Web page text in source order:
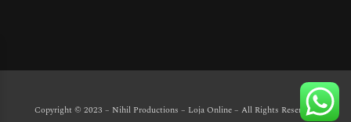
Copyright © 2023 – Nihil Productions – Loja Online– All Rights Reserved.